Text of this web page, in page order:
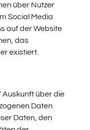
über Nutzer
Social Media
auf der Website
das
existiert.
Auskunft über die
Daten
Daten, den